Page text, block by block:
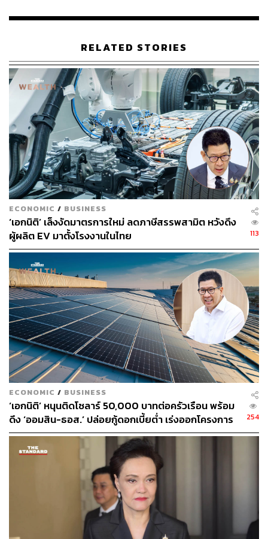
กว่าความต้องการใช้จริง’ ลวรณยอมรับว่า มีการตั้งงบ
และสังคมไว้ต่ำกว่าปีที่ผ่านๆ มาจริง
โดยสาเหตุที่ตั้งวงเงินไว้ต่ำกว่าปกติ เป็นเพราะรัฐบาลมีแผน
เปิดลงทะเบียนบัตรสวัสดิการแห่งรัฐรอบใหม่ ซึ่งจะมีการใช้
เกณฑ์คัดกรองที่เข้มงวดและแม่นยำมากขึ้น และคาดว่าจะ
สามารถคัดกรองผู้ที่ไม่ได้ยากจนจริงออกจากระบบได้จำนวน
มาก ส่งผลให้จำนวนผู้ได้รับสิทธิลดลง และภาระค่าใช้จ่าย
รายเดือนซึ่งปกติอยู่ที่ประมาณ 4,700 ล้านบาท ปรับลดลง
ตามไปด้วย
แต่เนื่องจากมีเหตุที่ทำให้ทำไม่ได้ และปัจจุบันก็ยังทำไม่ทัน
เพราะมีเรื่องอื่นเข้ามาทำให้เกณฑ์บัตรสวัสดิการยังไม่มีการ
ปรับใหม่เกิดขึ้น
“ไม่ลักไก่หรอกครับ วันนี้เราเห็นอยู่แล้วว่าโครงการที่รอใช้
เงินมีอยู่ประมาณ 1.4 แสนล้าน เพราะยังไงงบกลางก็ไม่พอ
ทุนสำรองก็ไม่พอ เพราะฉะนั้นโครงการที่มีความเร่งด่วน
อะไรที่ตรงตามเจตนารมณ์ของ พ.ร.ก. กู้เงินฯ ก็ไปใช้เงินจาก
พ.ร.ก. กู้เงินฯ สิ แค่นั้นเอง” ลวรณกล่าว
รัฐ ‘เงินไม่พอ’ ต้องดึง พ.ร.ก. มาช่วย
ทั้งนี้ ลวรณระบุว่า สำนักงบประมาณ รายการรอเบิกจ่ายอยู่
1.4 แสนล้านบาท ซึ่งไม่สามารถจัดสรรได้ เนื่องจากรัฐบาลมี
งบประมาณไม่พอ โดยชี้แจงว่า ปัจจุบันรัฐบาลมีงบกลางอยู่
ราว 20,000 ล้านบาท และมีเงินทุนสำรองจ่ายตามมาตรา 45
ของ พ.ร.บ. วิธีการงบประมาณ พ.ศ. 2561 ที่ 50,000 ล้านบาท
นอกจากนี้ เงินที่คาดว่าจะได้รับจากการตัดยอดเบิกจ่ายภาค
รัฐที่ไม่มีประสิทธิภาพ คืนและจัดสรรเป็น พ.ร.บ.โอนงบ
ประมาณรายจ่าย พ.ศ. …. ก็มีไม่พอ จากที่เคยคาดว่าจะมีราว
1 แสนล้านบาท แต่ปัจจุบันเหลือราว 20,000 เศษๆ และอาจ
มากสุดที่ 50,000 ล้านบาทเท่านั้น ซึ่งรวมทั้งหมดแล้วมากสุด
RELATED STORIES
ECONOMIC / BUSINESS
‘เอกนิติ’ เล็งงัดมาตรการใหม่ ลดภาษีสรรพสามิต หวังดึง
ผู้ผลิต EV มาตั้งโรงงานในไทย
113
ECONOMIC / BUSINESS
‘เอกนิติ’ หนุนติดโซลาร์ 50,000 บาทต่อครัวเรือน พร้อม
ดึง ‘ออมสิน-ธอส.’ ปล่อยกู้ดอกเบี้ยต่ำ เร่งออกโครงการ
ภายใน 1 เดือน
254